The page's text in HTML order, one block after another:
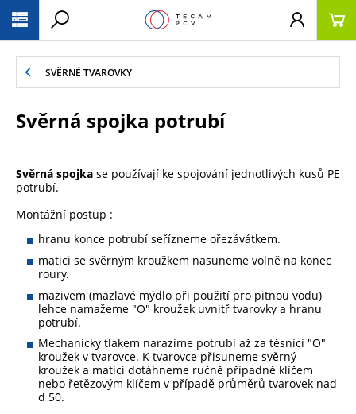
SVĚRNÉ TVAROVKY
Svěrná spojka potrubí
Svěrná spojka se používají ke spojování jednotlivých kusů PE
potrubí.
Montážní postup :
hranu konce potrubí seřízneme ořezávátkem.
matici se svěrným kroužkem nasuneme volně na konec
roury.
mazivem (mazlavé mýdlo při použití pro pitnou vodu)
lehce namažeme "O" kroužek uvnitř tvarovky a hranu
potrubí.
Mechanicky tlakem narazíme potrubí až za těsnící "O"
kroužek v tvarovce. K tvarovce přisuneme svěrný
kroužek a matici dotáhneme ručně případně klíčem
nebo řetězovým klíčem v případě průměrů tvarovek nad
d 50.